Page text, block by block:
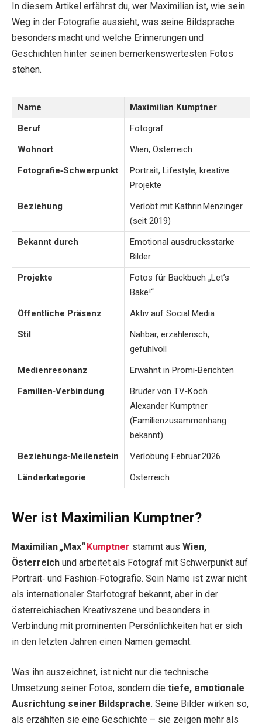
In diesem Artikel erfährst du, wer Maximilian ist, wie sein
Weg in der Fotografie aussieht, was seine Bildsprache
besonders macht und welche Erinnerungen und
Geschichten hinter seinen bemerkenswertesten Fotos
stehen.
Name
Maximilian Kumptner
Beruf
Fotograf
Wohnort
Wien, Österreich
Fotografie‑Schwerpunkt
Portrait, Lifestyle, kreative
Projekte
Beziehung
Verlobt mit Kathrin Menzinger
(seit 2019)
Bekannt durch
Emotional ausdrucksstarke
Bilder
Projekte
Fotos für Backbuch „Let’s
Bake!“
Öffentliche Präsenz
Aktiv auf Social Media
Stil
Nahbar, erzählerisch,
gefühlvoll
Medienresonanz
Erwähnt in Promi‑Berichten
Familien‑Verbindung
Bruder von TV‑Koch
Alexander Kumptner
(Familienzusammenhang
bekannt)
Beziehungs‑Meilenstein
Verlobung Februar 2026
Länderkategorie
Österreich
Wer ist Maximilian Kumptner?
Maximilian „Max“ Kumptner stammt aus Wien,
Österreich und arbeitet als Fotograf mit Schwerpunkt auf
Portrait‑ und Fashion‑Fotografie. Sein Name ist zwar nicht
als internationaler Starfotograf bekannt, aber in der
österreichischen Kreativszene und besonders in
Verbindung mit prominenten Persönlichkeiten hat er sich
in den letzten Jahren einen Namen gemacht.
Was ihn auszeichnet, ist nicht nur die technische
Umsetzung seiner Fotos, sondern die tiefe, emotionale
Ausrichtung seiner Bildsprache. Seine Bilder wirken so,
als erzählten sie eine Geschichte – sie zeigen mehr als